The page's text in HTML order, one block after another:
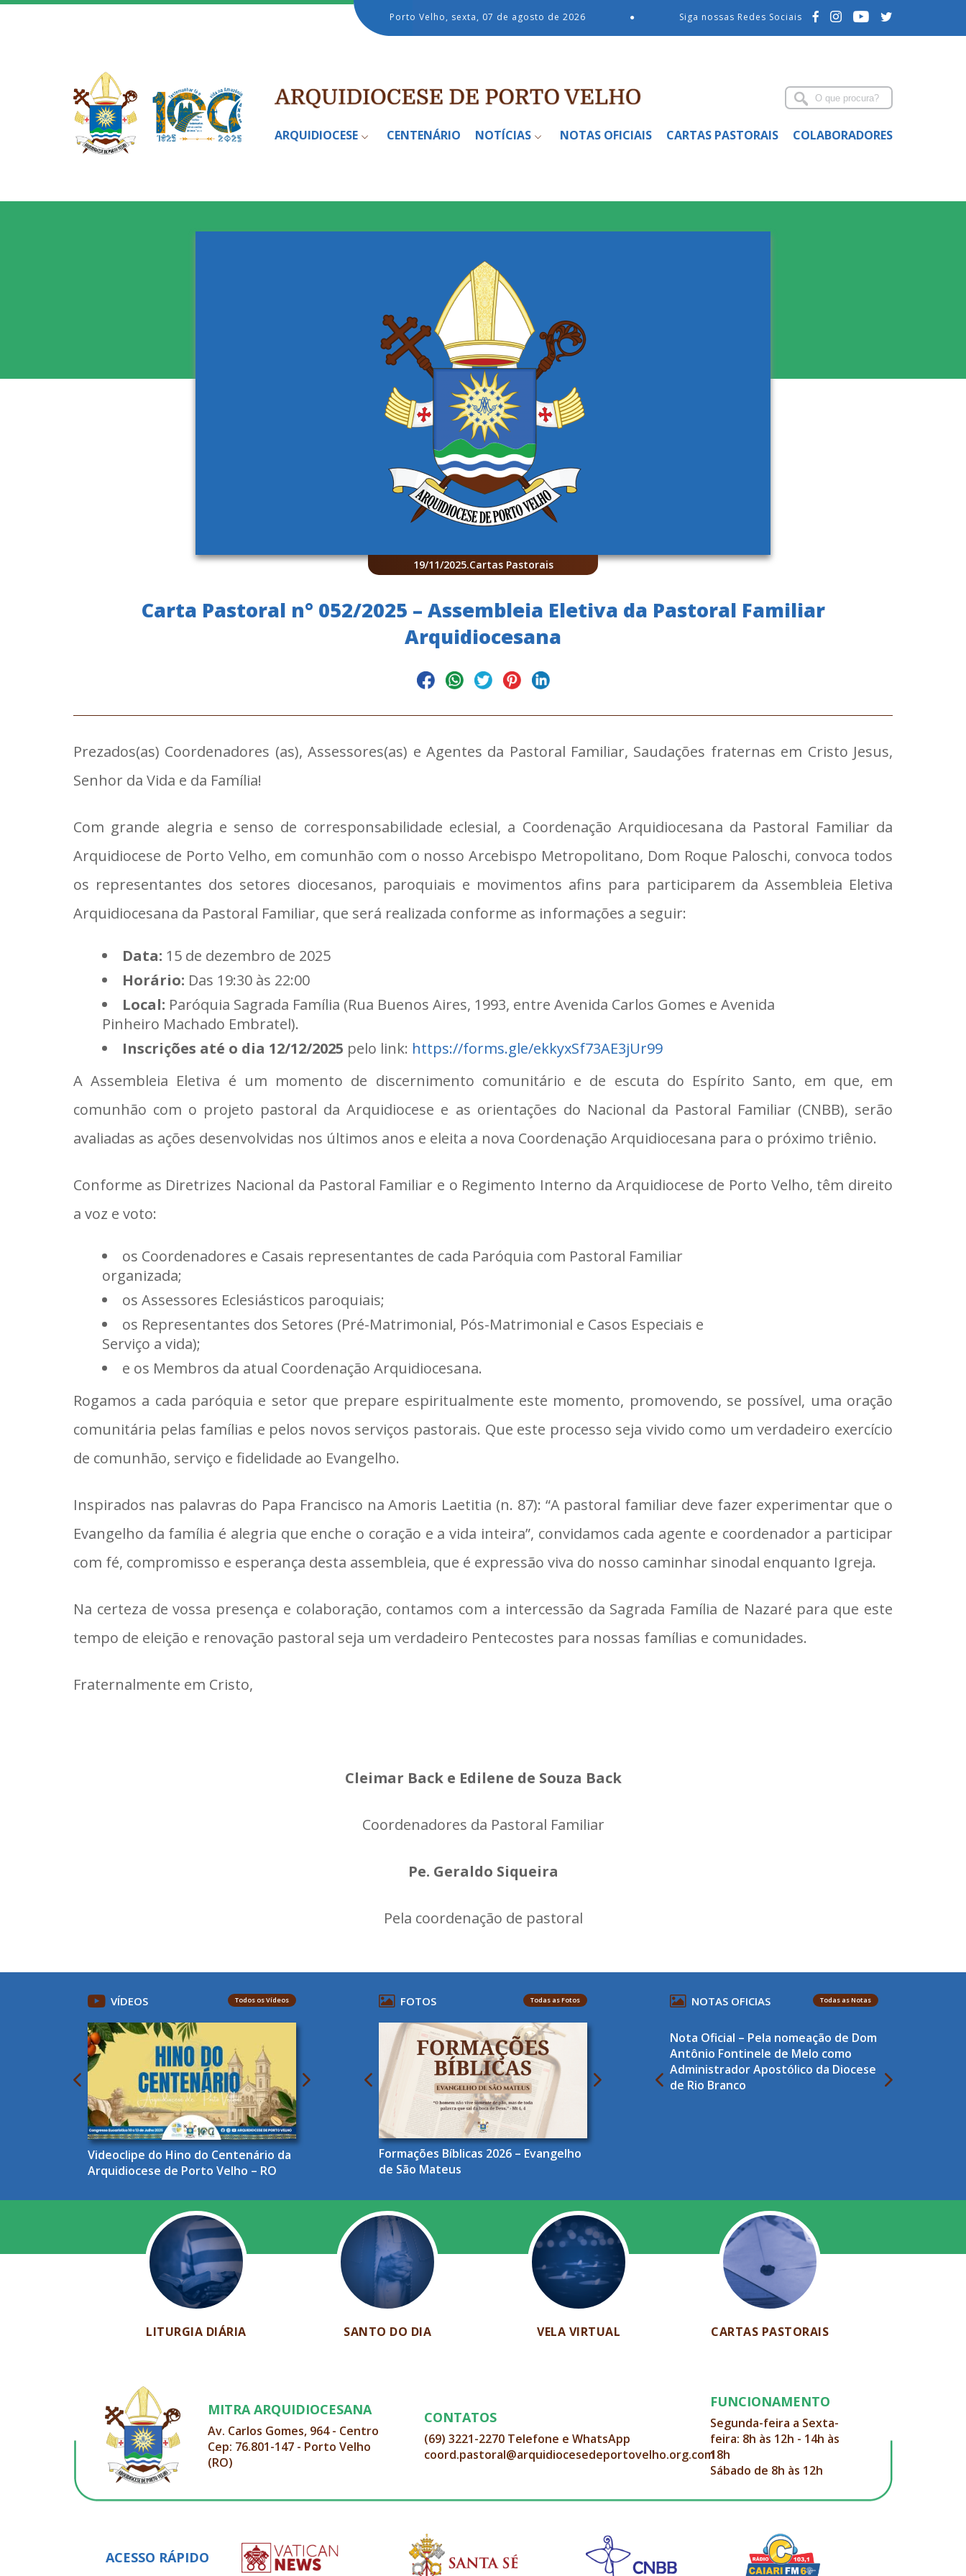
Porto Velho, sexta, 07 de agosto de 2026 ● Siga nossas Redes Sociais
ARQUIDIOCESE CENTENÁRIO NOTÍCIAS NOTAS OFICIAIS CARTAS PASTORAIS COLABORADORES
19/11/2025.Cartas Pastorais
Carta Pastoral n° 052/2025 – Assembleia Eletiva da Pastoral Familiar
Arquidiocesana
Prezados(as) Coordenadores (as), Assessores(as) e Agentes da Pastoral Familiar, Saudações fraternas em Cristo Jesus,
Senhor da Vida e da Família!
Com grande alegria e senso de corresponsabilidade eclesial, a Coordenação Arquidiocesana da Pastoral Familiar da
Arquidiocese de Porto Velho, em comunhão com o nosso Arcebispo Metropolitano, Dom Roque Paloschi, convoca todos
os representantes dos setores diocesanos, paroquiais e movimentos afins para participarem da Assembleia Eletiva
Arquidiocesana da Pastoral Familiar, que será realizada conforme as informações a seguir:
Data: 15 de dezembro de 2025
Horário: Das 19:30 às 22:00
Local: Paróquia Sagrada Família (Rua Buenos Aires, 1993, entre Avenida Carlos Gomes e Avenida
Pinheiro Machado Embratel).
Inscrições até o dia 12/12/2025 pelo link: https://forms.gle/ekkyxSf73AE3jUr99
A Assembleia Eletiva é um momento de discernimento comunitário e de escuta do Espírito Santo, em que, em
comunhão com o projeto pastoral da Arquidiocese e as orientações do Nacional da Pastoral Familiar (CNBB), serão
avaliadas as ações desenvolvidas nos últimos anos e eleita a nova Coordenação Arquidiocesana para o próximo triênio.
Conforme as Diretrizes Nacional da Pastoral Familiar e o Regimento Interno da Arquidiocese de Porto Velho, têm direito
a voz e voto:
os Coordenadores e Casais representantes de cada Paróquia com Pastoral Familiar
organizada;
os Assessores Eclesiásticos paroquiais;
os Representantes dos Setores (Pré-Matrimonial, Pós-Matrimonial e Casos Especiais e
Serviço a vida);
e os Membros da atual Coordenação Arquidiocesana.
Rogamos a cada paróquia e setor que prepare espiritualmente este momento, promovendo, se possível, uma oração
comunitária pelas famílias e pelos novos serviços pastorais. Que este processo seja vivido como um verdadeiro exercício
de comunhão, serviço e fidelidade ao Evangelho.
Inspirados nas palavras do Papa Francisco na Amoris Laetitia (n. 87): “A pastoral familiar deve fazer experimentar que o
Evangelho da família é alegria que enche o coração e a vida inteira”, convidamos cada agente e coordenador a participar
com fé, compromisso e esperança desta assembleia, que é expressão viva do nosso caminhar sinodal enquanto Igreja.
Na certeza de vossa presença e colaboração, contamos com a intercessão da Sagrada Família de Nazaré para que este
tempo de eleição e renovação pastoral seja um verdadeiro Pentecostes para nossas famílias e comunidades.
Fraternalmente em Cristo,
Cleimar Back e Edilene de Souza Back
Coordenadores da Pastoral Familiar
Pe. Geraldo Siqueira
Pela coordenação de pastoral
VÍDEOS Todos os Vídeos
Videoclipe do Hino do Centenário da
Arquidiocese de Porto Velho – RO
FOTOS Todas as Fotos
Formações Bíblicas 2026 – Evangelho
de São Mateus
NOTAS OFICIAS Todas as Notas
Nota Oficial – Pela nomeação de Dom
Antônio Fontinele de Melo como
Administrador Apostólico da Diocese
de Rio Branco
LITURGIA DIÁRIA SANTO DO DIA VELA VIRTUAL CARTAS PASTORAIS
MITRA ARQUIDIOCESANA
Av. Carlos Gomes, 964 - Centro
Cep: 76.801-147 - Porto Velho
(RO)
CONTATOS
(69) 3221-2270 Telefone e WhatsApp
coord.pastoral@arquidiocesedeportovelho.org.com
FUNCIONAMENTO
Segunda-feira a Sexta-
feira: 8h às 12h - 14h às
18h
Sábado de 8h às 12h
ACESSO RÁPIDO